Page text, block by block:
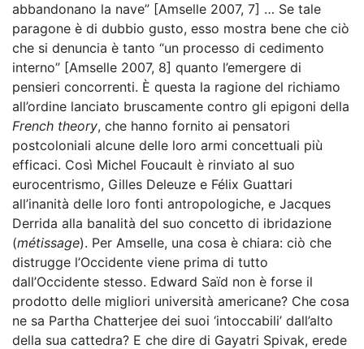
abbandonano la nave” [Amselle 2007, 7] … Se tale
paragone è di dubbio gusto, esso mostra bene che ciò
che si denuncia è tanto “un processo di cedimento
interno” [Amselle 2007, 8] quanto l’emergere di
pensieri concorrenti. È questa la ragione del richiamo
all’ordine lanciato bruscamente contro gli epigoni della
French theory, che hanno fornito ai pensatori
postcoloniali alcune delle loro armi concettuali più
efficaci. Così Michel Foucault è rinviato al suo
eurocentrismo, Gilles Deleuze e Félix Guattari
all’inanità delle loro fonti antropologiche, e Jacques
Derrida alla banalità del suo concetto di ibridazione
(métissage). Per Amselle, una cosa è chiara: ciò che
distrugge l’Occidente viene prima di tutto
dall’Occidente stesso. Edward Saïd non è forse il
prodotto delle migliori università americane? Che cosa
ne sa Partha Chatterjee dei suoi ‘intoccabili’ dall’alto
della sua cattedra? E che dire di Gayatri Spivak, erede